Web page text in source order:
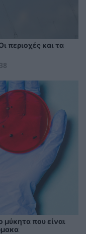
περιοχές και τα
που είναι